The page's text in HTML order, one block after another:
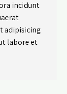
incidunt
adipisicing
labore et